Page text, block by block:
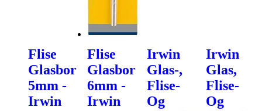
Flise
Glasbor
5mm -
Irwin
Flise
Glasbor
6mm -
Irwin
Irwin
Glas-,
Flise-
Og
Irwin
Glas,
Flise-
Og